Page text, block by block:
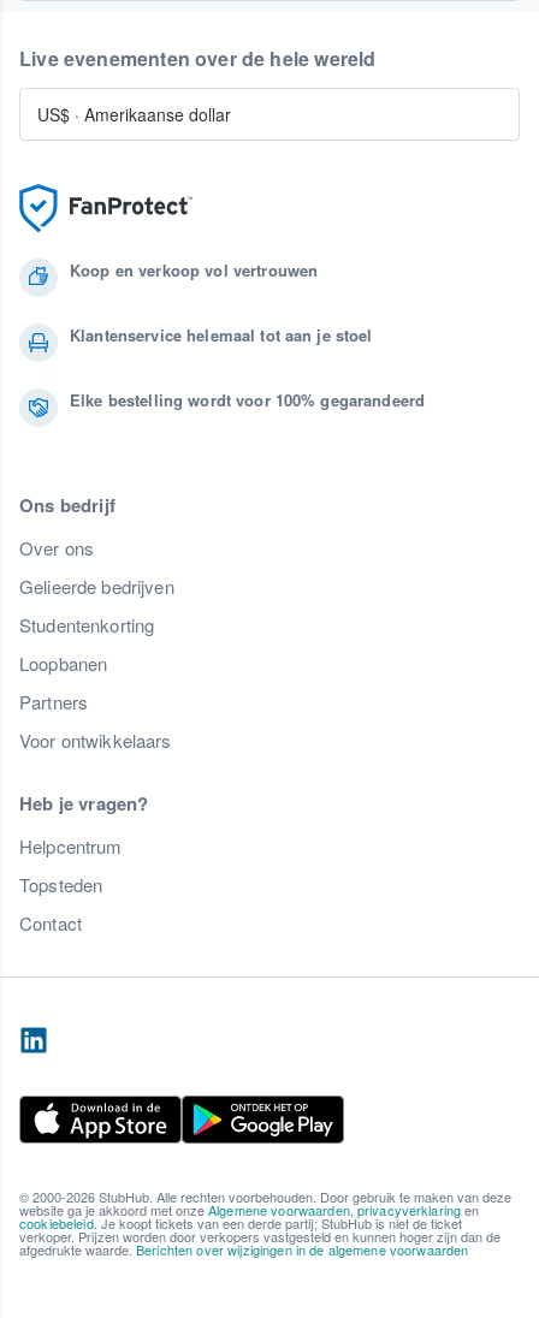
Koop en verkoop vol vertrouwen
Klantenservice helemaal tot aan je stoel
Elke bestelling wordt voor 100% gegarandeerd
Ons bedrijf
Over ons
Gelieerde bedrijven
Studentenkorting
Loopbanen
Partners
Voor ontwikkelaars
Heb je vragen?
Helpcentrum
Topsteden
Contact
Live evenementen over de hele wereld
US$ · Amerikaanse dollar
© 2000-2026 StubHub. Alle rechten voorbehouden. Door gebruik te maken van deze
website ga je akkoord met onzeAlgemene voorwaarden,privacyverklaringen
cookiebeleid. Je koopt tickets van een derde partij; StubHub is niet de ticket
verkoper. Prijzen worden door verkopers vastgesteld en kunnen hoger zijn dan de
afgedrukte waarde. Berichten over wijzigingen in de algemene voorwaarden